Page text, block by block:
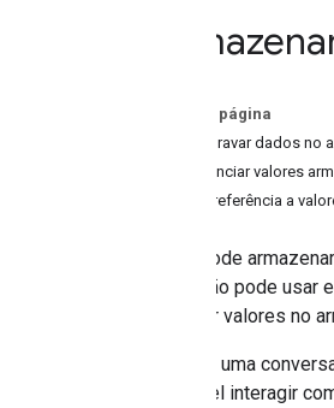
Nesta página
Ler e gravar dados no
Referenciar valores
Fazer referência a
Você pode
Sua Ação pode
acessar valores no
Durante uma
possível interagir